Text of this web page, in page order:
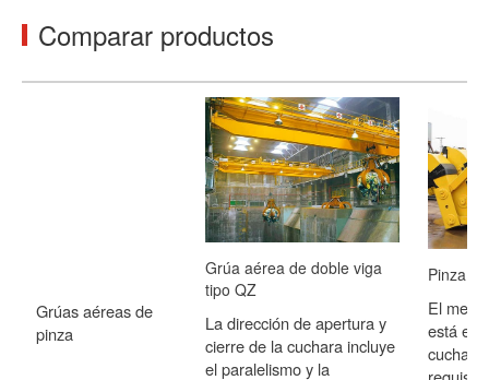
Comparar productos
Grúas aéreas de
pinza
Grúa aérea de doble viga
tipo QZ
La dirección de apertura y
cierre de la cuchara incluye
el paralelismo y la
Pinza
El
está